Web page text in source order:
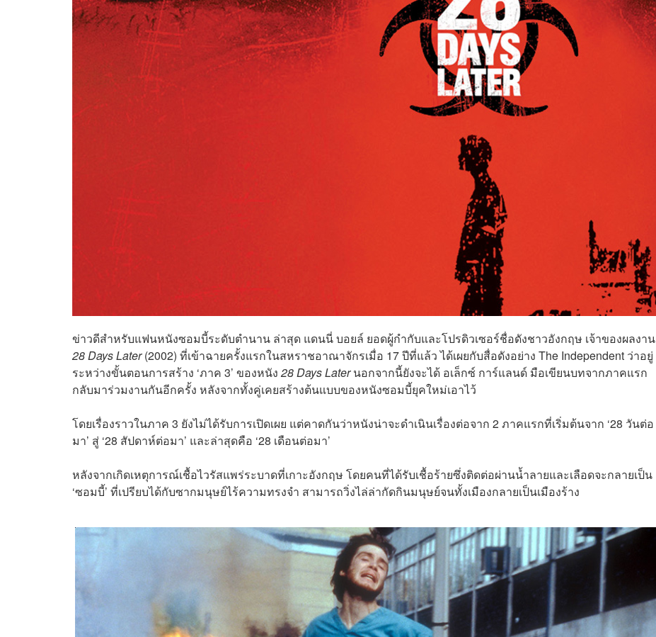
ข่าวดีสำหรับแฟนหนังซอมบี้ระดับตำนาน ล่าสุด แดนนี่ บอยล์ ยอดผู้กำกับและโปรดิวเซอร์ชื่อดังชาวอังกฤษ เจ้าของผลงาน
28 Days Later(2002) ที่เข้าฉายครั้งแรกในสหราชอาณาจักรเมื่อ 17 ปีที่แล้ว ได้เผยกับสื่อดังอย่าง The Independent ว่าอยู่
ระหว่างขั้นตอนการสร้าง ‘ภาค 3’ ของหนัง 28 Days Laterนอกจากนี้ยังจะได้ อเล็กซ์ การ์แลนด์ มือเขียนบทจากภาคแรก
กลับมาร่วมงานกันอีกครั้ง หลังจากทั้งคู่เคยสร้างต้นแบบของหนังซอมบี้ยุคใหม่เอาไว้
โดยเรื่องราวในภาค 3 ยังไม่ได้รับการเปิดเผย แต่คาดกันว่าหนังน่าจะดำเนินเรื่องต่อจาก 2 ภาคแรกที่เริ่มต้นจาก ‘28 วันต่อ
มา’ สู่ ‘28 สัปดาห์ต่อมา’ และล่าสุดคือ ‘28 เดือนต่อมา’
หลังจากเกิดเหตุการณ์เชื้อไวรัสแพร่ระบาดที่เกาะอังกฤษ โดยคนที่ได้รับเชื้อร้ายซึ่งติดต่อผ่านน้ำลายและเลือดจะกลายเป็น
‘ซอมบี้’ ที่เปรียบได้กับซากมนุษย์ไร้ความทรงจำ สามารถวิ่งไล่ล่ากัดกินมนุษย์จนทั้งเมืองกลายเป็นเมืองร้าง